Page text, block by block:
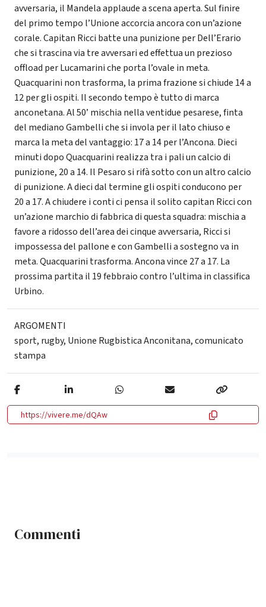
avversaria, il Mandela applaude a scena aperta. Sul finire
del primo tempo l’Unione accorcia ancora con un’azione
corale. Capitan Ricci batte una punizione per Dell’Erario
che si trascina via tre avversari ed effettua un prezioso
offload per Lucamarini che porta l’ovale in meta.
Quacquarini non trasforma, la prima frazione si chiude 14 a
12 per gli ospiti. Il secondo tempo è tutto di marca
anconetana. Al 50’ mischia nella ventidue pesarese, finta
del mediano Gambelli che si invola per il lato chiuso e
marca la meta del vantaggio: 17 a 14 per l’Ancona. Dieci
minuti dopo Quacquarini realizza tra i pali un calcio di
punizione, 20 a 14. Il Pesaro si rifà sotto con un altro calcio
di punizione. A dieci dal termine gli ospiti conducono per
20 a 17. A chiudere i conti ci pensa il solito capitan Ricci con
un’azione marchio di fabbrica di questa squadra: mischia a
favore a ridosso dell’area dei cinque avversaria, Ricci si
impossessa del pallone e con Gambelli a sostegno va in
meta. Quacquarini trasforma. Ancona vince 27 a 17. La
prossima partita il 19 febbraio contro l’ultima in classifica
Urbino.
ARGOMENTI
sport, rugby, Unione Rugbistica Anconitana,comunicato
stampa
https://vivere.me/dQAw
Commenti